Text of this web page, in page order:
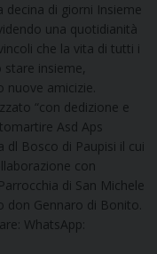
decina di giorni Insieme
una quotidianità
che la vita di tutti i
stare insieme,
amicizie.
“con dedizione e
Asd Aps
dl Bosco di Paupisi il cui
con
di San Michele
don Gennaro di Bonito.
WhatsApp: